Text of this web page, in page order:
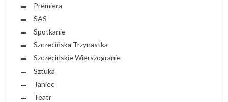
Premiera
SAS
Spotkanie
Szczecińska Trzynastka
Szczecińskie Wierszogranie
Sztuka
Taniec
Teatr